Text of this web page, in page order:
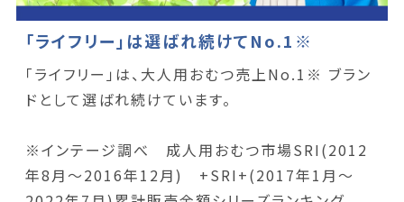
「ライフリー」は選ばれ続けてNo.1※
「ライフリー」は、大人用おむつ売上No.1※ ブラン
ドとして選ばれ続けています。
※インテージ調べ 成人用おむつ市場SRI(2012
年8月～2016年12月) +SRI+(2017年1月～